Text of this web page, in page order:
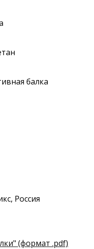
балка
Россия
(формат .pdf)